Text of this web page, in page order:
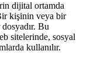
dijital ortamda
kişinin veya bir
Bu
sitelerinde, sosyal
kullanılır.